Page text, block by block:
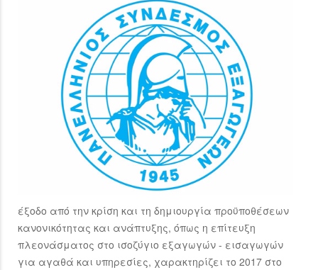
έξοδο από την κρίση και τη δημιουργία προϋποθέσεων
κανονικότητας και ανάπτυξης, όπως η επίτευξη
πλεονάσματος στο ισοζύγιο εξαγωγών - εισαγωγών
για αγαθά και υπηρεσίες, χαρακτηρίζει το 2017 στο